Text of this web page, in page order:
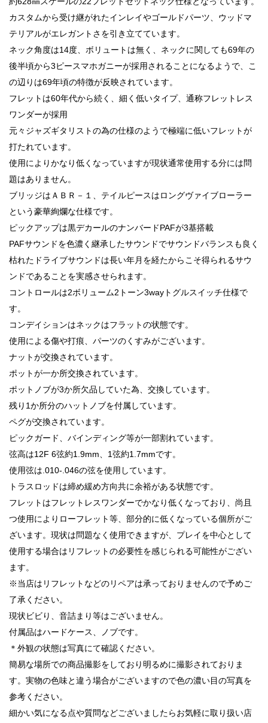
カスタムから受け継がれたインレイやゴールドパーツ、ウッドマ
テリアルがエレガントさを引き立てています。
ネック角度は14度、ボリュートは無く、ネックに関しても69年の
後半頃から3ピースマホガニーが採用されることになるようで、こ
の辺りは69年頃の特徴が反映されています。
フレットは60年代から続く、細く低いタイプ、通称フレットレス
ワンダーが採用
元々ジャズギタリストの為の仕様のようで極端に低いフレットが
打たれています。
使用によりかなり低くなっていますが現状通常使用する分には問
題はありません。
ブリッジはＡＢＲ－１、テイルピースはロングヴァイブローラー
という豪華絢爛な仕様です。
ピックアップは黒デカールのナンバードPAFが3基搭載
PAFサウンドを色濃く継承したサウンドでサウンドバランスも良く
枯れたドライブサウンドは長い年月を経たからこそ得られるサウ
ンドであることを実感させられます。
コントロールは2ボリューム2トーン3wayトグルスイッチ仕様で
す。
コンデイションはネックはフラットの状態です。
使用による傷や打痕、パーツのくすみがございます。
ナットが交換されています。
ポットが一か所交換されています。
ポットノブが3か所欠品していた為、交換しています。
残り1か所分のハットノブを付属しています。
ペグが交換されています。
ピックガード、バインディング等が一部割れています。
弦高は12F 6弦約1.9mm、1弦約1.7mmです。
使用弦は.010-.046の弦を使用しています。
トラスロッドは締め緩め方向共に余裕がある状態です。
フレットはフレットレスワンダーでかなり低くなっており、尚且
つ使用によりローフレット等、部分的に低くなっている個所がご
ざいます。現状は問題なく使用できますが、プレイを中心として
使用する場合はリフレットの必要性を感じられる可能性がござい
ます。
※当店はリフレットなどのリペアは承っておりませんので予めご
了承ください。
現状ビビり、音詰まり等はございません。
付属品はハードケース、ノブです。
＊外観の状態は写真にて確認ください。
簡易な場所での商品撮影をしており明るめに撮影されておりま
す。実物の色味と違う場合がございますので色の濃い目の写真を
参考ください。
細かい気になる点や質問などございましたらお気軽に取り扱い店